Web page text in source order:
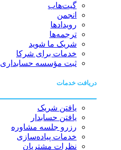
گیت‌هاب
انجمن
رویدادها
ترجمه‌ها
شریک ما شوید
خدمات برای شرکا
ثبت مؤسسه حسابداری
دریافت خدمات
یافتن شریک
یافتن حسابدار
رزرو جلسه مشاوره
خدمات پیاده‌سازی
نظرات مشتریان